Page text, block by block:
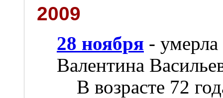
2009
28 ноября -
Валентина
В возрасте 72